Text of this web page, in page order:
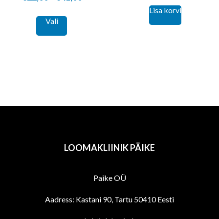
Vali
on
Lisa korvi
LOOMAKLIINIK PÄIKE
Paike OÜ
Aadress: Kastani 90, Tartu 50410 Eesti